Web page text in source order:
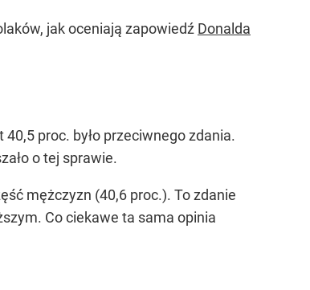
jak oceniają zapowiedź Donalda
proc. było przeciwnego zdania.
o tej sprawie.
mężczyzn (40,6 proc.). To zdanie
Co ciekawe ta sama opinia